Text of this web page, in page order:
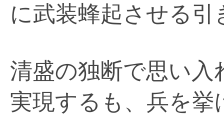
に武装蜂起させる
清盛の独断で思い
実現するも、兵を